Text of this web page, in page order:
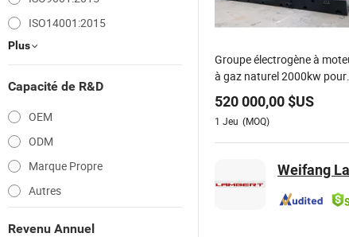
ISO14001:2015
Plus
Capacité de R&D
OEM
ODM
Marque Propre
Autres
Revenu Annuel
Groupe électrogène à
à gaz naturel 2000kw pour
système d'alimentation
énergétique de grande ferme
aquacole
520 000,00 $US
1 Jeu (MOQ)
Weifang